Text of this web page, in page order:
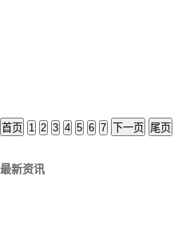
首页 1 2 3 4 5 6 7 下一页 尾页
最新资讯